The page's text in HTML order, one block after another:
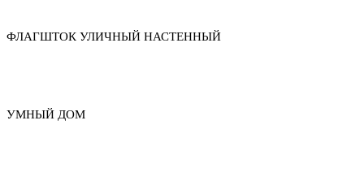
ФЛАГШТОК УЛИЧНЫЙ НАСТЕННЫЙ
УМНЫЙ ДОМ